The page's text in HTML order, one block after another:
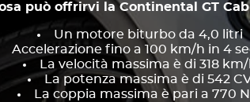
può offrirvi la Continental GT
Un motore biturbo da 4,0 litri
Accelerazione fino a 100 km/h in 4
La velocità massima è di 318
La potenza massima è di 542
La coppia massima è pari a 770